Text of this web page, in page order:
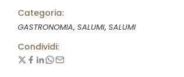
Categoria:
GASTRONOMIA, SALUMI, SALUMI
Condividi: